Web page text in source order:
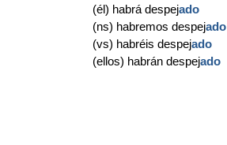
(él) habrá despejado
(ns) habremos despejado
(vs) habréis despejado
(ellos) habrán despejado